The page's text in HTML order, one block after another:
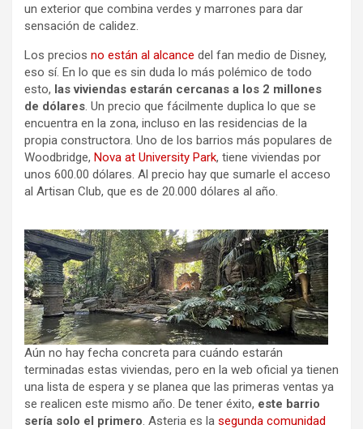
un exterior que combina verdes y marrones para dar
sensación de calidez.
Los precios no están al alcance del fan medio de Disney,
eso sí. En lo que es sin duda lo más polémico de todo
esto, las viviendas estarán cercanas a los 2 millones
de dólares. Un precio que fácilmente duplica lo que se
encuentra en la zona, incluso en las residencias de la
propia constructora. Uno de los barrios más populares de
Woodbridge, Nova at University Park, tiene viviendas por
unos 600.00 dólares. Al precio hay que sumarle el acceso
al Artisan Club, que es de 20.000 dólares al año.
Aún no hay fecha concreta para cuándo estarán
terminadas estas viviendas, pero en la web oficial ya tienen
una lista de espera y se planea que las primeras ventas ya
se realicen este mismo año. De tener éxito, este barrio
sería solo el primero. Asteria es la segunda comunidad